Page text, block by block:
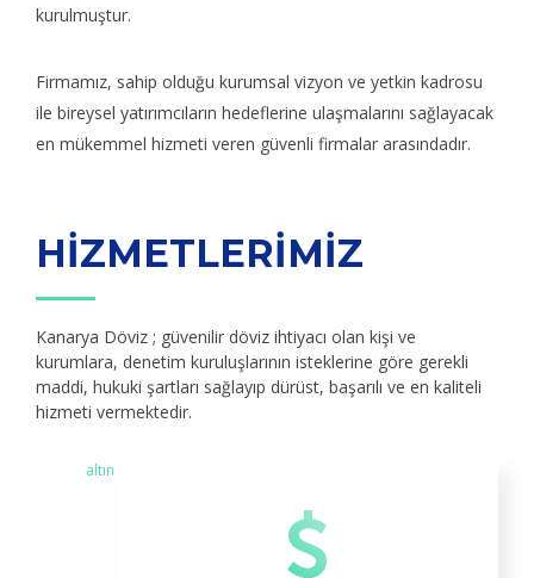
kurulmuştur.
Firmamız, sahip olduğu kurumsal vizyon ve yetkin kadrosu
ile bireysel yatırımcıların hedeflerine ulaşmalarını sağlayacak
en mükemmel hizmeti veren güvenli firmalar arasındadır.
HİZMETLERİMİZ
Kanarya Döviz ; güvenilir döviz ihtiyacı olan kişi ve
kurumlara, denetim kuruluşlarının isteklerine göre gerekli
maddi, hukuki şartları sağlayıp dürüst, başarılı ve en kaliteli
hizmeti vermektedir.
altın hakkında